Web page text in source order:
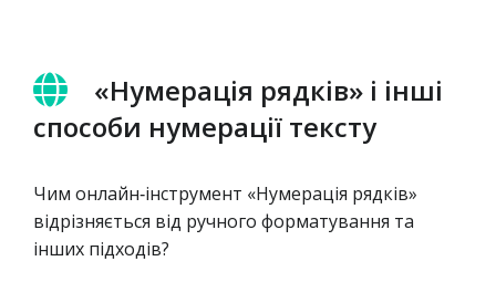
«Нумерація рядків» і інші
способи нумерації тексту
Чим онлайн‑інструмент «Нумерація рядків»
відрізняється від ручного форматування та
інших підходів?